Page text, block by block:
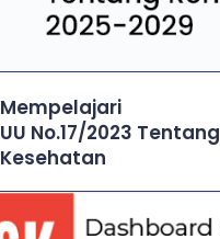
Mempelajari
UU No.17/2023 Tentang
Kesehatan